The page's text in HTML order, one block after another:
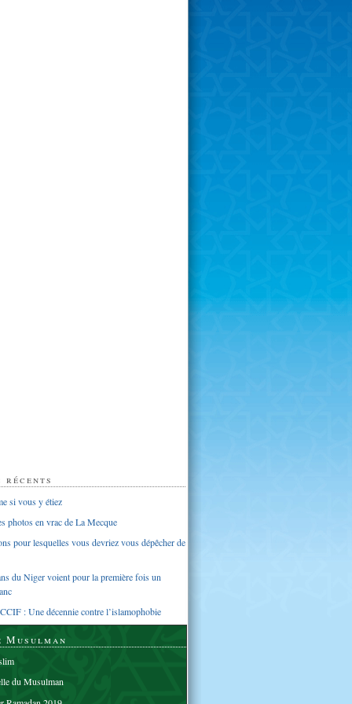
si vous y étiez
photos en vrac de La Mecque
pour lesquelles vous devriez vous dépêcher de
du Niger voient pour la première fois un
: Une décennie contre l’islamophobie
Musulman
du Musulman